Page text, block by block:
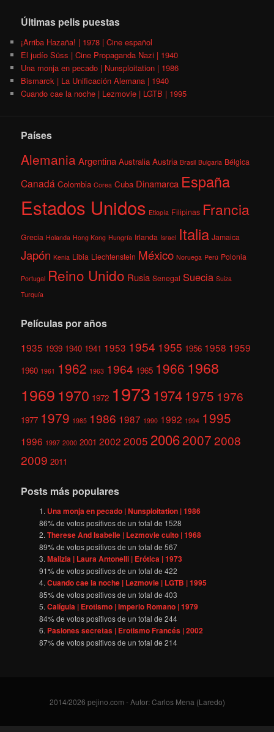
Últimas pelis puestas
¡Arriba Hazaña! | 1978 | Cine español
El judío Süss | Cine Propaganda Nazi | 1940
Una monja en pecado | Nunsploitation | 1986
Bismarck | La Unificación Alemana | 1940
Cuando cae la noche | Lezmovie | LGTB | 1995
Países
AlemaniaArgentina Australia Austria Brasil Bulgaria Bélgica
Canadá Colombia Corea Cuba Dinamarca España
Estados Unidos Etiopía Filipinas Francia
Grecia Holanda Hong Kong Hungría Irlanda Israel Italia Jamaica
Japón Kenia Libia Liechtenstein México Noruega Perú Polonia
Portugal Reino Unido Rusia Senegal Suecia Suiza
Turquía
Películas por años
1935 1939 1940 1941 1953 1954 1955 1956 1958 1959
1960 1961 1962 1963 1964 1965 1966 1968
1969 1970 1972 1973 1974 1975 1976
1977 1979 1985 1986 1987 1990 1992 1994 1995
1996 1997 2000 2001 2002 2005 200620072008
2009 2011
Posts más populares
Una monja en pecado | Nunsploitation | 1986
86% de votos positivos de un total de 1528
Therese And Isabelle | Lezmovie culto | 1968
89% de votos positivos de un total de567
Malizia | Laura Antonelli | Erótica | 1973
91% de votos positivos de un total de422
Cuando cae la noche | Lezmovie | LGTB | 1995
85% de votos positivos de un total de403
Calígula | Erotismo | Imperio Romano | 1979
84% de votos positivos de un total de244
Pasiones secretas | Erotismo Francés | 2002
87% de votos positivos de un total de214
2014/2026 pejino.com - Autor: Carlos Mena (Laredo)